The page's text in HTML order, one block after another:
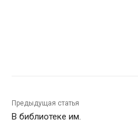
Предыдущая статья
В библиотеке им.